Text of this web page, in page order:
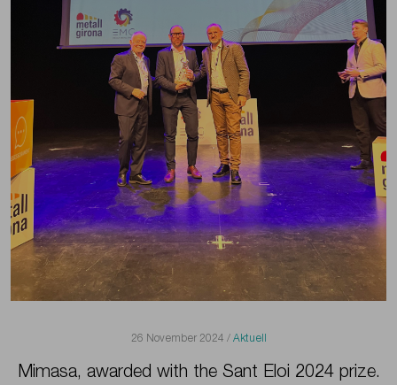
26 November 2024 / Aktuell
Mimasa, awarded with the Sant Eloi 2024 prize.